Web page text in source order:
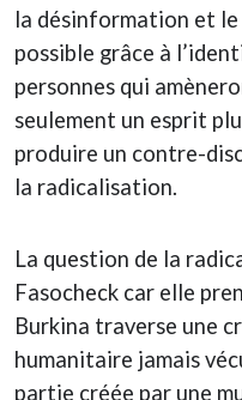
la désinformation et le
possible grâce à
personnes qui
seulement un esprit
produire un contre-
la radicalisation.
La question de la
Fasocheck car elle
Burkina traverse une
humanitaire jamais
partie créée par une